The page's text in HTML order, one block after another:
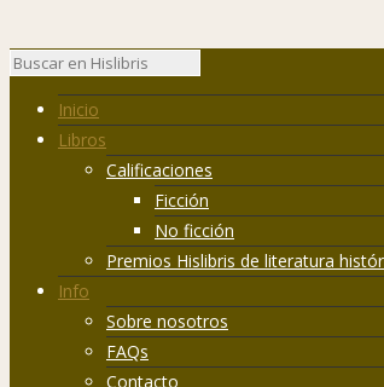
Inicio
Libros
Calificaciones
Ficción
No ficción
Premios Hislibris de literatura
Info
Sobre nosotros
FAQs
Contacto